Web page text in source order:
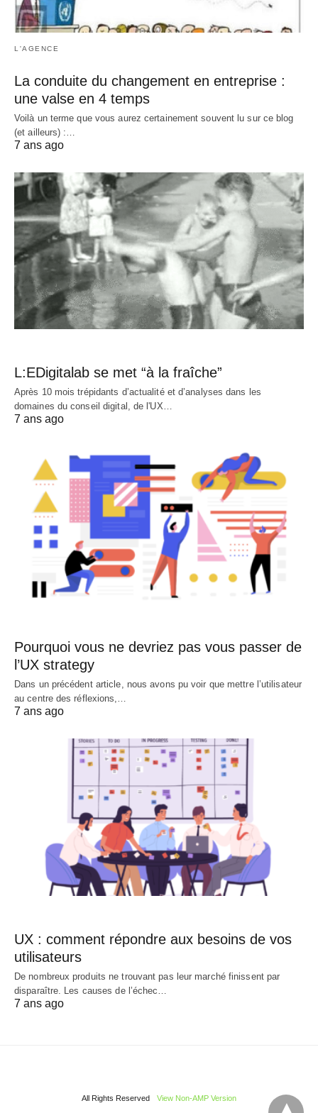
L'AGENCE
La conduite du changement en entreprise :
une valse en 4 temps
Voilà un terme que vous aurez certainement souvent lu sur ce blog
(et ailleurs) :…
7 ans ago
L:EDigitalab se met “à la fraîche”
Après 10 mois trépidants d’actualité et d’analyses dans les
domaines du conseil digital, de l'UX…
7 ans ago
Pourquoi vous ne devriez pas vous passer de
l’UX strategy
Dans un précédent article, nous avons pu voir que mettre l’utilisateur
au centre des réflexions,…
7 ans ago
UX : comment répondre aux besoins de vos
utilisateurs
De nombreux produits ne trouvant pas leur marché finissent par
disparaître. Les causes de l’échec…
7 ans ago
All Rights Reserved View Non-AMP Version